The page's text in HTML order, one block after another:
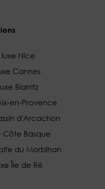
Nice
Cannes
Biarritz
en-Provence
d'Arcachon
Côte Basque
du Morbihan
Île de Ré